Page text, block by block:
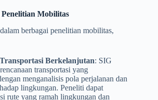
Mobilitas
berbagai penelitian mobilitas,
Berkelanjutan: SIG
transportasi yang
menganalisis pola perjalanan dan
lingkungan. Peneliti dapat
rute yang ramah lingkungan dan